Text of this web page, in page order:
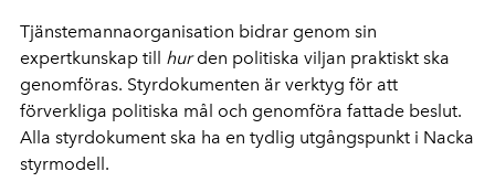
Tjänstemannaorganisation bidrar genom sin
expertkunskap till hurden politiska viljan praktiskt ska
genomföras. Styrdokumenten är verktyg för att
förverkliga politiska mål och genomföra fattade beslut.
Alla styrdokument ska ha en tydlig utgångspunkt i Nacka
styrmodell.